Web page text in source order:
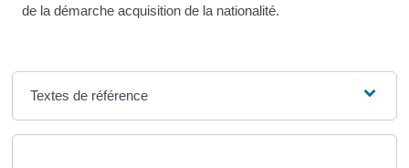
de la démarche acquisition de la nationalité.
Textes de référence